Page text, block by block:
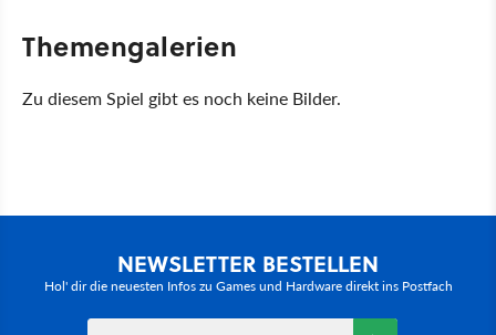
Themengalerien
Zu diesem Spiel gibt es noch keine Bilder.
NEWSLETTER BESTELLEN
Hol' dir die neuesten Infos zu Games und Hardware direkt ins Postfach